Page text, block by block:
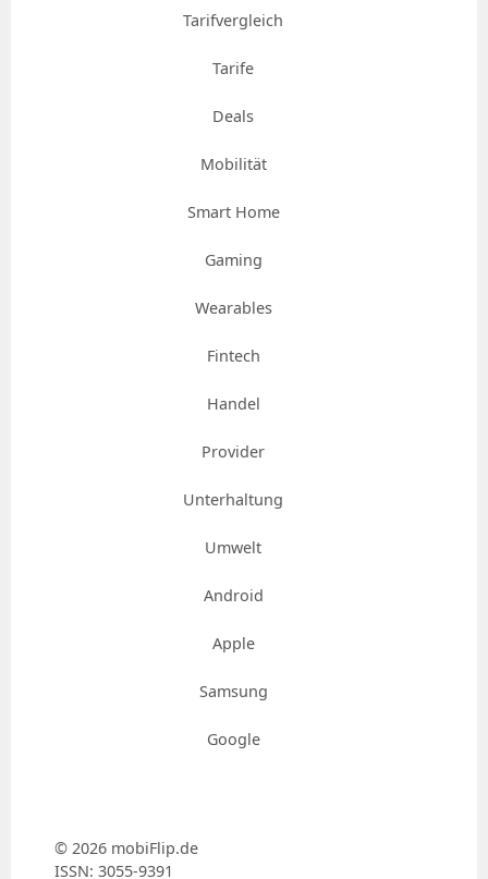
Tarifvergleich
Tarife
Deals
Mobilität
Smart Home
Gaming
Wearables
Fintech
Handel
Provider
Unterhaltung
Umwelt
Android
Apple
Samsung
Google
© 2026 mobiFlip.de
ISSN: 3055-9391